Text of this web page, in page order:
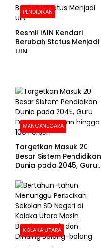
PENDIDIKAN
Resmi! IAIN Kendari
Berubah Status Menjadi
UIN
MANCANEGARA
Targetkan Masuk 20
Besar Sistem Pendidikan
Dunia pada 2045, Guru
100 Persen
KOLAKA UTARA